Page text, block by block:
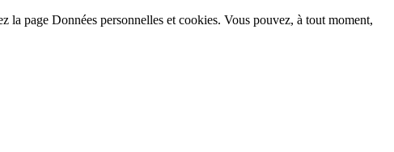
page Données personnelles et cookies. Vous pouvez, à tout moment,